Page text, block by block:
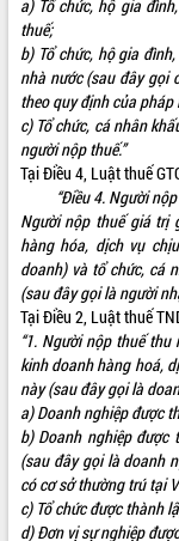
tỉnh khóa XI quyết nghị
quan trọng
Bí thư Tỉnh ủy Lương
Triết thăm, tặng quà người
cách mạng
Rà soát, hoàn thiện hệ
văn hóa, thể thao đáp
phát triển mới
Thường trực HĐND tỉnh
mặt Đoàn chuyên gia y tế
Minh
Lễ truy điệu và an táng
tại Nghĩa trang Liệt sĩ xã
Bàn giải pháp tháo gỡ
xuất khẩu sầu riêng và
định EUDR
Thứ trưởng Bộ Nông
trường Nguyễn Hoàng
vùng trồng và doanh
sầu riêng tại Đắk Lắk
LIÊN KẾT WEB
a) Tổ chức, hộ gia
thuế;
b) Tổ chức, hộ gia
nhà nước (sau đây gọi
theo quy định của pháp
c) Tổ chức, cá nhân
người nộp thuế.”
Tại Điều 4, Luật thuế
“Điều 4. Người
Người nộp thuế giá trị
hàng hóa, dịch vụ
doanh) và tổ chức, cá
(sau đây gọi là người
Tại Điều 2, Luật thuế
“1. Người nộp thuế
kinh doanh hàng hoá,
này (sau đây gọi là
a) Doanh nghiệp được
b) Doanh nghiệp
(sau đây gọi là doanh
có cơ sở thường trú tại
c) Tổ chức được thành
d) Đơn vị sự nghiệp